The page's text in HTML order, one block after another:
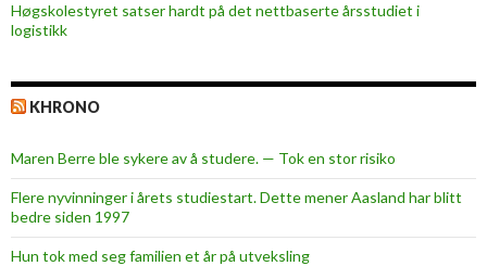
Høgskolestyret satser hardt på det nettbaserte årsstudiet i
logistikk
KHRONO
Maren Berre ble sykere av å studere. — Tok en stor risiko
Flere nyvinninger i årets studiestart. Dette mener Aasland har blitt
bedre siden 1997
Hun tok med seg familien et år på utveksling